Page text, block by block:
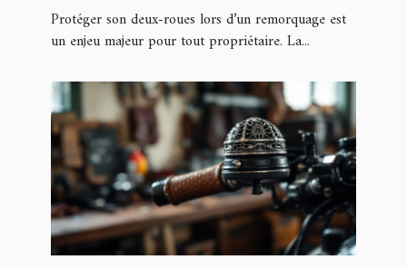
remorquage
Protéger son deux-roues lors d’un remorquage est
un enjeu majeur pour tout propriétaire. La...